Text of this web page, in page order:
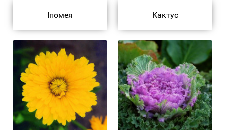
Іпомея Кактус